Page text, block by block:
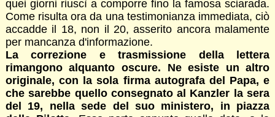
quei giorni riuscì a comporre fino la famosa sciarada.
Come risulta ora da una testimonianza immediata, ciò
accadde il 18, non il 20, asserito ancora malamente
per mancanza d'informazione.
La correzione e trasmissione della lettera
rimangono alquanto oscure. Ne esiste un altro
originale, con la sola firma autografa del Papa, e
che sarebbe quello consegnato al Kanzler la sera
del 19, nella sede del suo ministero, in piazza